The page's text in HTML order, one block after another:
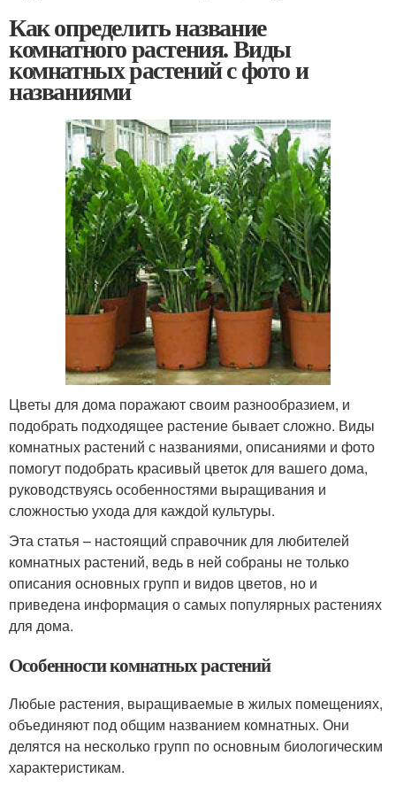
Как определить название
комнатного растения. Виды
комнатных растений с фото и
названиями
Цветы для дома поражают своим разнообразием, и
подобрать подходящее растение бывает сложно. Виды
комнатных растений с названиями, описаниями и фото
помогут подобрать красивый цветок для вашего дома,
руководствуясь особенностями выращивания и
сложностью ухода для каждой культуры.
Эта статья – настоящий справочник для любителей
комнатных растений, ведь в ней собраны не только
описания основных групп и видов цветов, но и
приведена информация о самых популярных растениях
для дома.
Особенности комнатных растений
Любые растения, выращиваемые в жилых помещениях,
объединяют под общим названием комнатных. Они
делятся на несколько групп по основным биологическим
характеристикам.